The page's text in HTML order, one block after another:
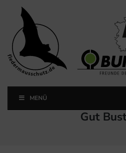
Landesfachausschuss
MENÜ
Gut